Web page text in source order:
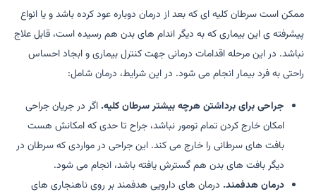
ممکن است سرطان کلیه ای که بعد از درمان دوباره عود کرده باشد و یا انواع
پیشرفته ی این بیماری که به دیگر اندام های بدن هم رسیده است، قابل علاج
نباشد. در این مرحله اقدامات درمانی جهت کنترل بیماری و ابجاد احساس
راحتی به فرد بیمار انجام می شود. در این شرایط، درمان شامل:
جراحی برای برداشتن هرچه بیشتر سرطان کلیه. اگر در جریان جراحی
امکان خارج کردن تمام تومور نباشد، جراح تا حدی که امکانش هست
بافت های سرطانی را خارج می کند. این جراحی در مواردی که سرطان در
دیگر بافت های بدن هم گسترش یافته باشد، انجام می شود.
درمان هدفمند. درمان های دارویی هدفمند بر روی ناهنجاری های